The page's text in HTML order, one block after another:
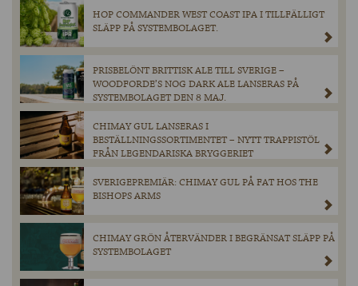
HOP COMMANDER WEST COAST IPA I TILLFÄLLIGT
SLÄPP PÅ SYSTEMBOLAGET.
PRISBELÖNT BRITTISK ALE TILL SVERIGE –
WOODFORDE’S NOG DARK ALE LANSERAS PÅ
SYSTEMBOLAGET DEN 8 MAJ.
CHIMAY GUL LANSERAS I
BESTÄLLNINGSSORTIMENTET – NYTT TRAPPISTÖL
FRÅN LEGENDARISKA BRYGGERIET
SVERIGEPREMIÄR: CHIMAY GUL PÅ FAT HOS THE
BISHOPS ARMS
CHIMAY GRÖN ÅTERVÄNDER I BEGRÄNSAT SLÄPP PÅ
SYSTEMBOLAGET